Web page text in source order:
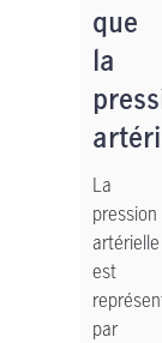
que
la
La
pression
artérielle
est
par